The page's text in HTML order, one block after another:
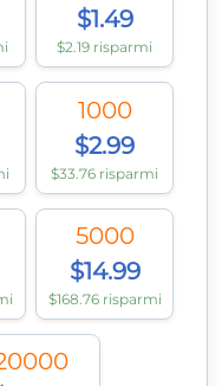
$1.49
$2.19 risparmi
1000
$2.99
$33.76 risparmi
5000
$14.99
$168.76 risparmi